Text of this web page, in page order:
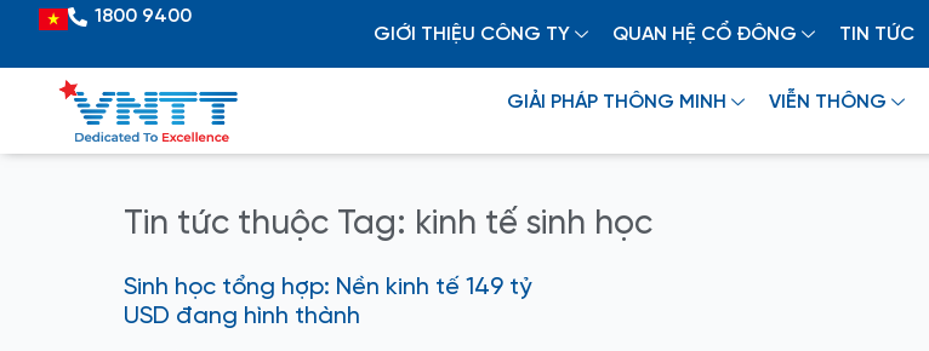
content
Vietnamese
1800 9400
GIỚI THIỆU CÔNG TY
QUAN HỆ CỔ ĐÔNG TIN TỨC
GIẢI PHÁP THÔNG MINH VIỄN THÔNG
Tin tức thuộc Tag: kinh tế sinh học
Sinh học tổng hợp: Nền kinh tế 149 tỷ
USD đang hình thành